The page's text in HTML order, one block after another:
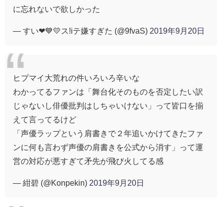
に忘れないで欲しかった
— すい❤💙💛ス!iテ嫌すぎた (@9fvaS) 2019年9月20日
ヒプマイ大荒れの件いろいろ辛いな
わかってるファンは「舞台化そのものを否定したい訳
じゃないし俳優批判はしちゃいけない」って皆口を揃
えて言ってるけど
「声優ラップという肩書きで２年追いかけてきたファ
ンに何も言わず声優の肩書きを公式から消す」って運
営の対応が悪すぎて矛先が飛び火してる感
— 紺碧 (@Konpekin) 2019年9月20日